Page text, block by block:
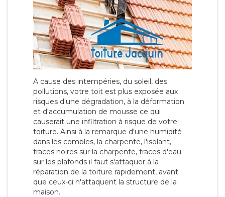
A cause des intempéries, du soleil, des
pollutions, votre toit est plus exposée aux
risques d'une dégradation, à la déformation
et d'accumulation de mousse ce qui
causerait une infiltration à risque de votre
toiture. Ainsi à la remarque d'une humidité
dans les combles, la charpente, l'isolant,
traces noires sur la charpente, traces d'eau
sur les plafonds il faut s'attaquer à la
réparation de la toiture rapidement, avant
que ceux-ci n'attaquent la structure de la
maison.